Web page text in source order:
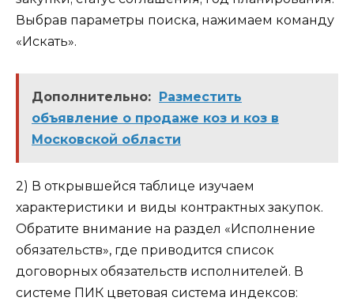
Выбрав параметры поиска, нажимаем команду
«Искать».
Дополнительно:
Разместить
объявление о продаже коз и коз в
Московской области
2) В открывшейся таблице изучаем
характеристики и виды контрактных закупок.
Обратите внимание на раздел «Исполнение
обязательств», где приводится список
договорных обязательств исполнителей. В
системе ПИК цветовая система индексов: